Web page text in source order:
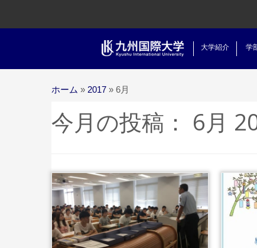
大学紹介 学
ホーム » 2017 » 6月
今月の投稿： 6月
続きを読む